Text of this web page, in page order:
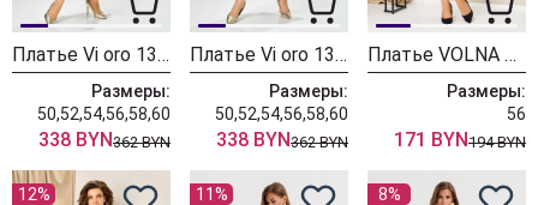
Платье Vi oro 1308 песок + черный
Размеры:
50,52,54,56,58,60
338 BYN362 BYN
Платье Vi oro 1308 песок + шоколад
Размеры:
50,52,54,56,58,60
338 BYN362 BYN
Платье VOLNA 1478 шоколадно-коричневый
Размеры:
56
171 BYN194 BYN
12% 11% 8%